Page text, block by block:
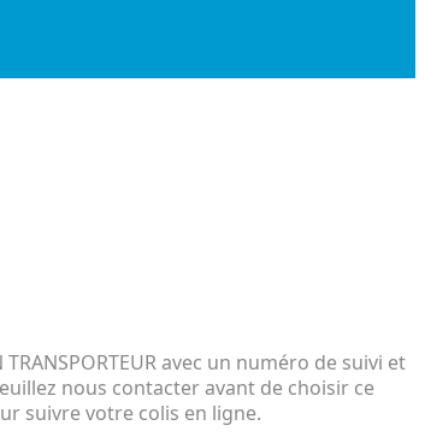
avec un numéro de suivi et
nous contacter avant de choisir ce
suivre votre colis en ligne.